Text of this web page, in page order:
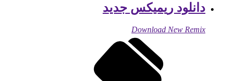
دانلود ریمیکس جدید
Download New Remix